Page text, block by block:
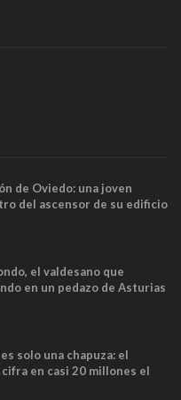
de Oviedo: una joven
del ascensor de su edificio
últimos minutos
el valdesano que
en un pedazo de Asturias
es solo una chapuza: el
en casi 20 millones el
que no cabían por los